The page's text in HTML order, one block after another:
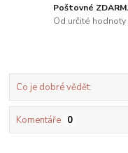
Poštovné
Od určité
Co je dobré vědět:
Komentáře 0